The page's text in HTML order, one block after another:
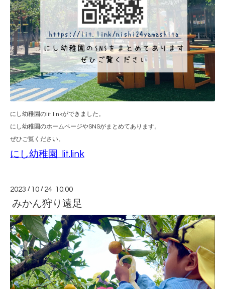
にし幼稚園のlit.linkができました。
にし幼稚園のホームページやSNSがまとめてあります。
ぜひご覧ください。
にし幼稚園 lit.link
2023 / 10 / 24 10:00
みかん狩り遠足